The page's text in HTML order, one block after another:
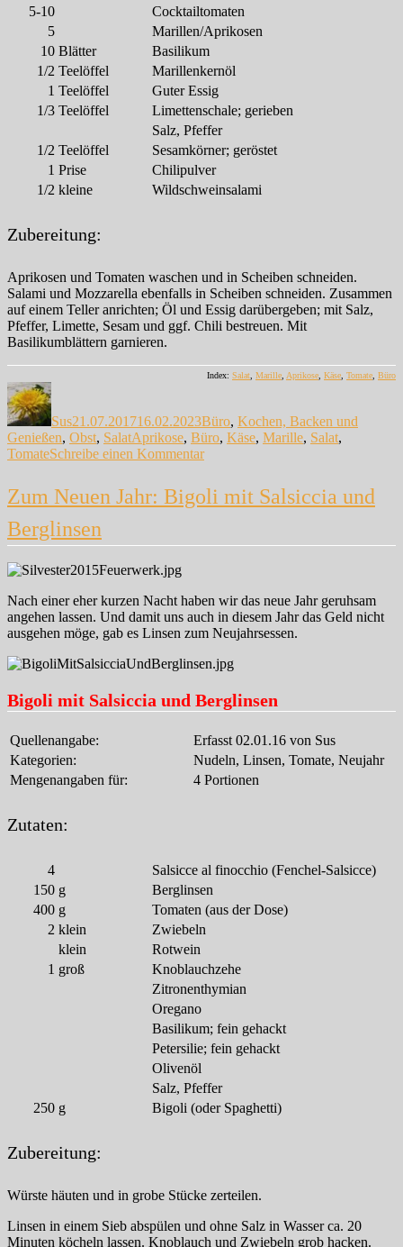
5-10
Cocktailtomaten
5
Marillen/Aprikosen
10 Blätter
Basilikum
1/2 Teelöffel
Marillenkernöl
1 Teelöffel
Guter Essig
1/3 Teelöffel
Limettenschale; gerieben
Salz, Pfeffer
1/2 Teelöffel
Sesamkörner; geröstet
1 Prise
Chilipulver
1/2 kleine Wildschweinsalami
Zubereitung:
Aprikosen und Tomaten waschen und in Scheiben schneiden.
Salami und Mozzarella ebenfalls in Scheiben schneiden. Zusammen
auf einem Teller anrichten; Öl und Essig darübergeben; mit Salz,
Pfeffer, Limette, Sesam und ggf. Chili bestreuen. Mit
Basilikumblättern garnieren.
Index: Salat Marille Aprikose Käse Tomate Büro
Autor
Sus21.07.201716.02.2023Büro, Kochen, Backen und
Genießen, Obst, SalatSchlagwörter
Aprikose, Büro, Käse, Marille, Salat,
TomateSchreibe einen Kommentarzu
Caprese
Zum Neuen Jahr: Bigoli mit Salsiccia und
Berglinsen
Nach einer eher kurzen Nacht haben wir das neue Jahr geruhsam
angehen lassen. Und damit uns auch in diesem Jahr das Geld nicht
ausgehen möge, gab es Linsen zum Neujahrsessen.
Bigoli mit Salsiccia und Berglinsen
Quellenangabe:
Erfasst 02.01.16 von Sus
Kategorien:
Nudeln, Linsen, Tomate, Neujahr
Mengenangaben für:
4 Portionen
Zutaten:
4
Salsicce al finocchio (Fenchel-Salsicce)
150 g
Berglinsen
400 g
Tomaten (aus der Dose)
2 klein
Zwiebeln
klein
Rotwein
1 groß
Knoblauchzehe
Zitronenthymian
Oregano
Basilikum; fein gehackt
Petersilie; fein gehackt
Olivenöl
Salz, Pfeffer
250 g Bigoli (oder Spaghetti)
Zubereitung:
Würste häuten und in grobe Stücke zerteilen.
Linsen in einem Sieb abspülen und ohne Salz in Wasser ca. 20
Minuten köcheln lassen. Knoblauch und Zwiebeln grob hacken.